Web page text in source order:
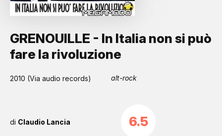
GRENOUILLE - In Italia non si può
fare la rivoluzione
2010 (Via audio records) alt-rock
di Claudio Lancia 6.5